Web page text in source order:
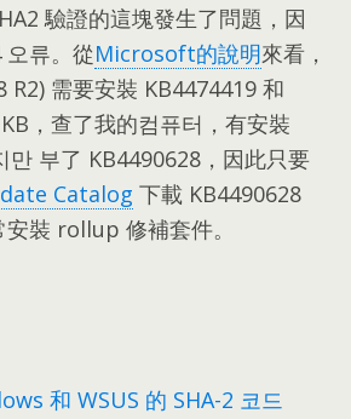
驗證的這塊發生了問題，因
오류。從Microsoft的說明來看，
需要安裝 KB4474419 和
，查了我的컴퓨터，有安裝
만 부了 KB4490628，因此只要
Catalog 下載 KB4490628
裝 rollup 修補套件。
和 WSUS 的 SHA-2 코드